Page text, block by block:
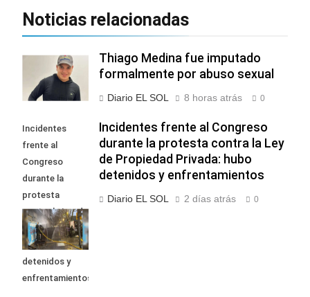
Noticias relacionadas
Thiago Medina fue imputado
formalmente por abuso sexual
Diario EL SOL 8 horas atrás 0
Incidentes
frente al
Congreso
durante la
protesta
contra la Ley de
Propiedad
Privada: hubo
detenidos y
enfrentamientos
Incidentes frente al Congreso
durante la protesta contra la Ley
de Propiedad Privada: hubo
detenidos y enfrentamientos
Diario EL SOL 2 días atrás 0